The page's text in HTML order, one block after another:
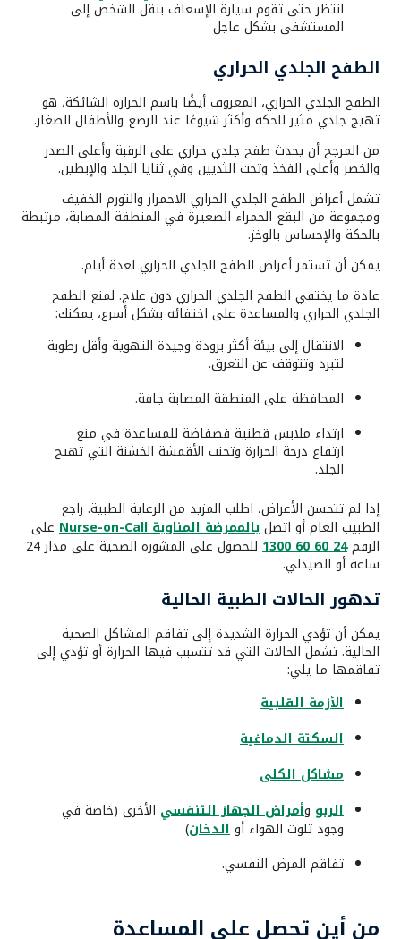
انتظر حتى تقوم سيارة الإسعاف بنقل الشخص إلى
المستشفى بشكل عاجل
الطفح الجلدي الحراري
الطفح الجلدي الحراري، المعروف أيضًا باسم الحرارة الشائكة، هو
تهيج جلدي مثير للحكة وأكثر شيوعًا عند الرضع والأطفال الصغار.
من المرجح أن يحدث طفح جلدي حراري على الرقبة وأعلى الصدر
والخصر وأعلى الفخذ وتحت الثديين وفي ثنايا الجلد والإبطين.
تشمل أعراض الطفح الجلدي الحراري الاحمرار والتورم الخفيف
ومجموعة من البقع الحمراء الصغيرة في المنطقة المصابة، مرتبطة
بالحكة والإحساس بالوخز.
يمكن أن تستمر أعراض الطفح الجلدي الحراري لعدة أيام.
عادة ما يختفي الطفح الجلدي الحراري دون علاج. لمنع الطفح
الجلدي الحراري والمساعدة على اختفائه بشكل أسرع، يمكنك:
الانتقال إلى بيئة أكثر برودة وجيدة التهوية وأقل رطوبة
لتبرد وتتوقف عن التعرق.
المحافظة على المنطقة المصابة جافة.
ارتداء ملابس قطنية فضفاضة للمساعدة في منع
ارتفاع درجة الحرارة وتجنب الأقمشة الخشنة التي تهيج
الجلد.
إذا لم تتحسن الأعراض، اطلب المزيد من الرعاية الطبية. راجع
الطبيب العام أو اتصلبالممرضة المناوبة Nurse-on-Call على
الرقم24 60 60 1300 للحصول على المشورة الصحية على مدار 24
ساعة أو الصيدلي.
تدهور الحالات الطبية الحالية
يمكن أن تؤدي الحرارة الشديدة إلى تفاقم المشاكل الصحية
الحالية. تشمل الحالات التي قد تتسبب فيها الحرارة أو تؤدي إلى
تفاقمها ما يلي:
الأزمة القلبية
السكتة الدماغية
مشاكل الكلى
الربو وأمراض الجهاز التنفسي الأخرى (خاصة في
وجود تلوث الهواء أوالدخان)
تفاقم المرض النفسي.
من أين تحصل على المساعدة